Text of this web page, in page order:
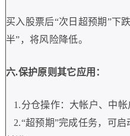
买入股票后“次日超预期”下
半”，将风险降低。
六.保护原则其它应用：
1.分仓操作：大帐户、中帐
2.“超预期”完成任务，可启